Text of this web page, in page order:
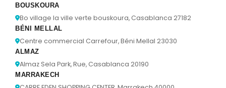
BOUSKOURA
Bo village la ville verte bouskoura, Casablanca 27182
BÉNI MELLAL
Centre commercial Carrefour, Béni Mellal 23030
ALMAZ
Almaz Sela Park, Rue, Casablanca 20190
MARRAKECH